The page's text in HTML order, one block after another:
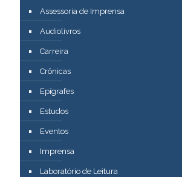
Assessoria de Imprensa
Audiolivros
Carreira
Crônicas
Epígrafes
Estudos
Eventos
Imprensa
Laboratório de Leitura